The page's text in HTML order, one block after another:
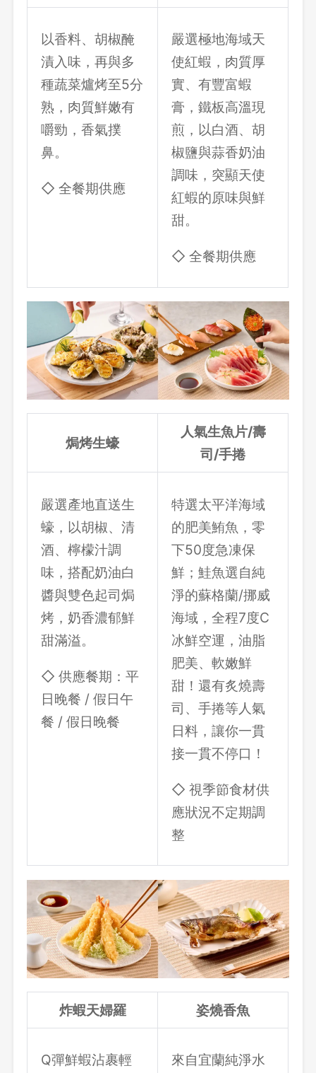
以香料、胡椒醃
漬入味，再與多
種蔬菜爐烤至5分
熟，肉質鮮嫩有
嚼勁，香氣撲
鼻。
◇ 全餐期供應
嚴選極地海域天
使紅蝦，肉質厚
實、有豐富蝦
膏，鐵板高溫現
煎，以白酒、胡
椒鹽與蒜香奶油
調味，突顯天使
紅蝦的原味與鮮
甜。
◇ 全餐期供應
焗烤生蠔
人氣生魚片/壽
司/手捲
嚴選產地直送生
蠔，以胡椒、清
酒、檸檬汁調
味，搭配奶油白
醬與雙色起司焗
烤，奶香濃郁鮮
甜滿溢。
◇ 供應餐期：平
日晚餐 / 假日午
餐 / 假日晚餐
特選太平洋海域
的肥美鮪魚，零
下50度急凍保
鮮；鮭魚選自純
淨的蘇格蘭/挪威
海域，全程7度C
冰鮮空運，油脂
肥美、軟嫩鮮
甜！還有炙燒壽
司、手捲等人氣
日料，讓你一貫
接一貫不停口！
◇ 視季節食材供
應狀況不定期調
整
炸蝦天婦羅 姿燒香魚
Q彈鮮蝦沾裹輕
來自宜蘭純淨水
先不要 確認